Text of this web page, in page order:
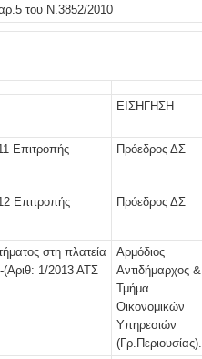
του Ν.3852/2010
ΕΙΣΗΓΗΣΗ
Επιτροπής
Πρόεδρος ΔΣ
Επιτροπής
Πρόεδρος ΔΣ
στη πλατεία
1/2013 ΑΤΣ
Αρμόδιος
Αντιδήμαρχος &
Τμήμα
Οικονομικών
Υπηρεσιών
(Γρ.Περιουσίας).